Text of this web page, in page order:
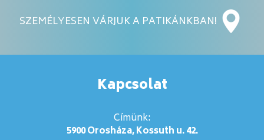
SZEMÉLYESEN VÁRJUK A PATIKÁNKBAN!
Kapcsolat
Címünk:
5900 Orosháza, Kossuth u. 42.